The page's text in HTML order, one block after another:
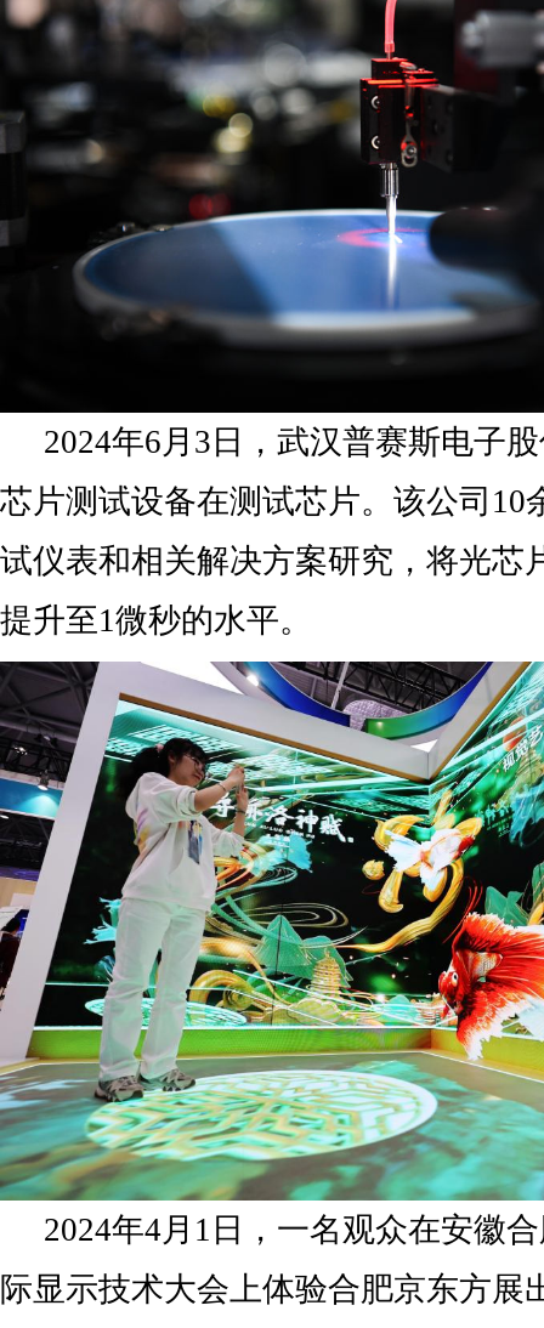
2024年6月3日，武汉普赛斯电子
芯片测试设备在测试芯片。该公司10
试仪表和相关解决方案研究，将光芯
提升至1微秒的水平。
2024年4月1日，一名观众在安徽
际显示技术大会上体验合肥京东方展